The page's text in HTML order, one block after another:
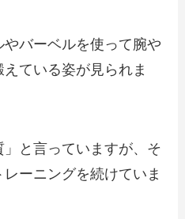
バーベルを使って腕や
ている姿が見られま
」と言っていますが、そ
ーニングを続けていま